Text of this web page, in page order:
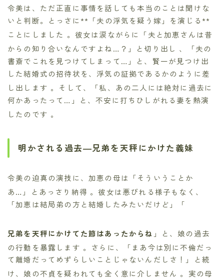
令美は、ただ正直に事情を話しても本当のことは聞けな
いと判断。とっさに**「夫の浮気を疑う嫁」を演じる**
ことにしました 。彼女は涙ながらに「夫と加恵さんは昔
からの知り合いなんですよね…？」と切り出し 、「夫の
書斎でこれを見つけてしまって…」と、賢一が見つけ出
した結婚式の招待状を、浮気の証拠であるかのように差
し出します 。そして、「私、あの二人には絶対に過去に
何かあったって…」と、不安に打ちひしがれる妻を熱演
したのです 。
明かされる過去―兄弟を天秤にかけた義妹
令美の迫真の演技に、加恵の母は「そういうことか
あ…」とあっさり納得 。彼女は悪びれる様子もなく、
「加恵は結局弟の方と結婚したみたいだけど」「
兄弟を天秤にかけてた節はあったからね 」と、娘の過去
の行動を暴露します 。さらに、「まあ今は別に不倫だっ
て離婚だってめずらしいことじゃないんだしさ！」と続
け、娘の不貞を疑われても全く意に介しません 。実の母